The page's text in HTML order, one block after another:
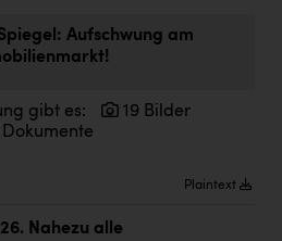
Aufschwung am
gibt es:
19 Bilder
Dokumente
Plaintext
Nahezu alle